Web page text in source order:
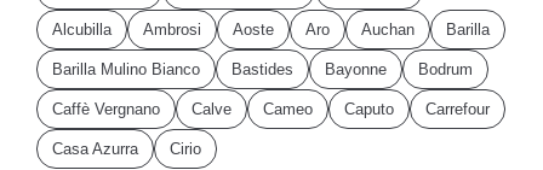
Alcubilla Ambrosi Aoste Aro Auchan Barilla
Barilla Mulino Bianco Bastides Bayonne Bodrum
Caffè Vergnano Calve Cameo Caputo Carrefour
Casa Azurra Cirio